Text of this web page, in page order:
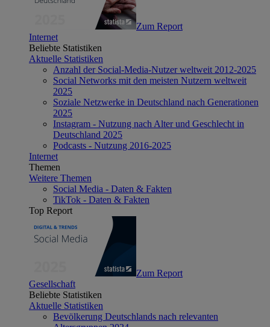
Zum Report
Internet
Beliebte Statistiken
Aktuelle Statistiken
Anzahl der Social-Media-Nutzer weltweit 2012-2025
Social Networks mit den meisten Nutzern weltweit
2025
Soziale Netzwerke in Deutschland nach Generationen
2025
Instagram - Nutzung nach Alter und Geschlecht in
Deutschland 2025
Podcasts - Nutzung 2016-2025
Internet
Themen
Weitere Themen
Social Media - Daten & Fakten
TikTok - Daten & Fakten
Top Report
Zum Report
Gesellschaft
Beliebte Statistiken
Aktuelle Statistiken
Bevölkerung Deutschlands nach relevanten